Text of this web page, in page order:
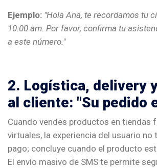
Ejemplo: "Hola Ana, te recordamos tu
10:00 am. Por favor, confirma tu
a este número."
2. Logística, delivery
al cliente: "Su pedido
Cuando vendes productos en tiendas
virtuales, la experiencia del usuario no
pago; concluye cuando el producto
El envío masivo de SMS te permite